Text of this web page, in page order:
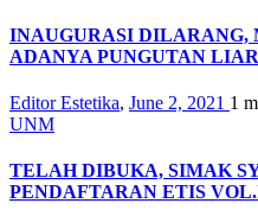
INAUGURASI DILARANG,
ADANYA PUNGUTAN LIAR
Editor Estetika, June 2, 2021 1
UNM
TELAH DIBUKA, SIMAK
PENDAFTARAN ETIS